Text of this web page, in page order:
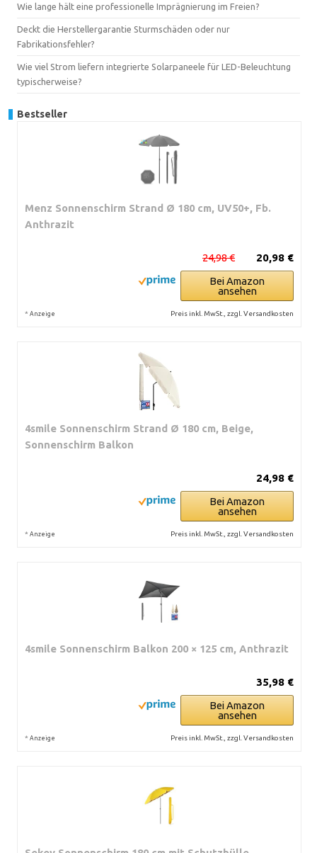
Wie lange hält eine professionelle Imprägnierung im Freien?
Deckt die Herstellergarantie Sturmschäden oder nur
Fabrikationsfehler?
Wie viel Strom liefern integrierte Solarpaneele für LED-Beleuchtung
typischerweise?
Bestseller
Menz Sonnenschirm Strand Ø 180 cm, UV50+, Fb.
Anthrazit
20,98 €
24,98 €
Bei Amazon
ansehen
* Anzeige Preis inkl. MwSt., zzgl. Versandkosten
4smile Sonnenschirm Strand Ø 180 cm, Beige,
Sonnenschirm Balkon
24,98 €
Bei Amazon
ansehen
* Anzeige Preis inkl. MwSt., zzgl. Versandkosten
4smile Sonnenschirm Balkon 200 × 125 cm, Anthrazit
35,98 €
Bei Amazon
ansehen
* Anzeige Preis inkl. MwSt., zzgl. Versandkosten